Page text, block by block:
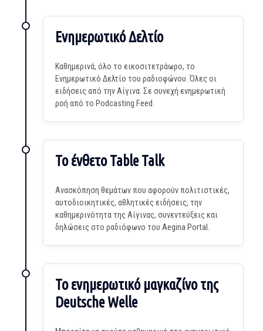
Ενημερωτικό Δελτίο
Καθημερινά, όλο το εικοσιτετράωρο, το
Ενημερωτικό Δελτίο του ραδιοφώνου. Όλες οι
ειδήσεις από την Αίγινα. Σε συνεχή ενημερωτική
ροή από το Podcasting Feed.
Το ένθετο Table Talk
Ανασκόπηση θεμάτων που αφορούν πολιτιστικές,
αυτοδιοικητικές, αθλητικές ειδήσεις, την
καθημερινότητα της Αίγινας, συνεντεύξεις και
δηλώσεις στο ραδιόφωνο του Aegina Portal.
Το ενημερωτικό μαγκαζίνο της
Deutsche Welle